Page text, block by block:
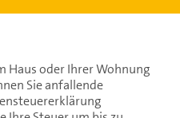
Haus oder Ihrer Wohnung
Sie anfallende